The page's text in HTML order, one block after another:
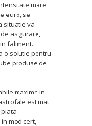
mare
euro, se
situatie va
asigurare,
faliment.
o solutie pentru
produse de
maxime in
estimat
piata
mod cert,